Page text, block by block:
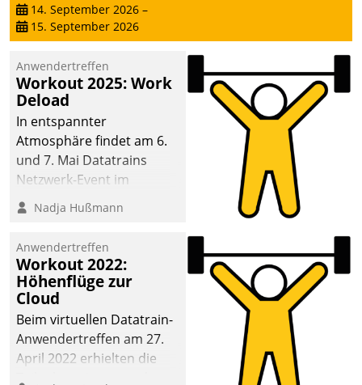
14. September 2026 –
15. September 2026
Anwendertreffen
Workout 2025: Work
Deload
In entspannter
Atmosphäre findet am 6.
und 7. Mai Datatrains
Netzwerk-Event im
Kunden- und Partnerkreis
statt. Zentrale Frage: Wie
Mammutprojekte
meistern und Workloads
wuppen – bei zunehmend
anspruchsvollen
Aufgaben und
abnehmendem
Nadja Hußmann
Anwendertreffen
Workout 2022:
Höhenflüge zur
Cloud
Beim virtuellen Datatrain-
Anwendertreffen am 27.
April 2022 erhielten die